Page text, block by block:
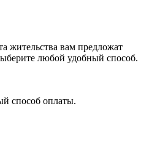
жительства вам предложат
любой удобный способ.
способ оплаты.